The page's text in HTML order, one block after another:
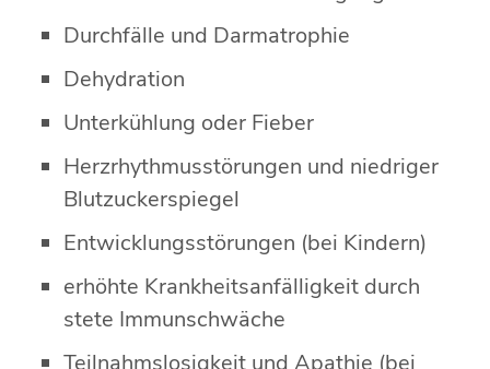
Durchfälle und Darmatrophie
Dehydration
Unterkühlung oder Fieber
Herzrhythmusstörungen und niedriger
Blutzuckerspiegel
Entwicklungsstörungen (bei Kindern)
erhöhte Krankheitsanfälligkeit durch
stete Immunschwäche